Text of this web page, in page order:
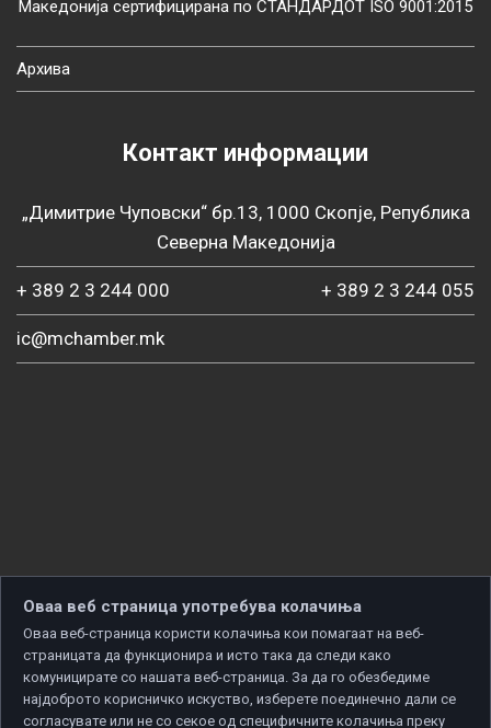
Македонија сертифицирана по СТАНДАРДОТ ISO 9001:2015
Архива
Контакт информации
„Димитрие Чуповски“ бр.13, 1000 Скопје, Република
Северна Македонија
+ 389 2 3 244 000 + 389 2 3 244 055
ic@mchamber.mk
Оваа веб страница употребува колачиња
Оваа веб-страница користи колачиња кои помагаат на веб-
страницата да функционира и исто така да следи како
комуницирате со нашата веб-страница. За да го обезбедиме
најдоброто корисничко искуство, изберете поединечно дали се
согласувате или не со секое од специфичните колачиња преку